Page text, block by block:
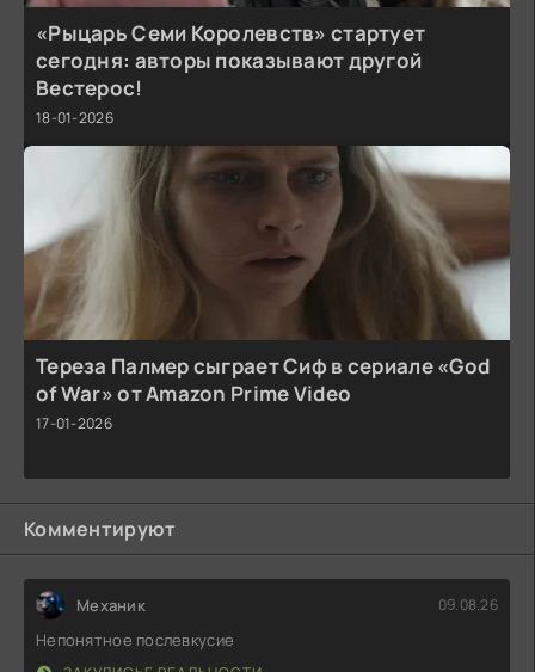
«Рыцарь Семи Королевств» стартует
сегодня: авторы показывают другой
Вестерос!
18-01-2026
Тереза Палмер сыграет Сиф в сериале «God
of War» от Amazon Prime Video
17-01-2026
Комментируют
Механик 09.08.26
Непонятное послевкусие